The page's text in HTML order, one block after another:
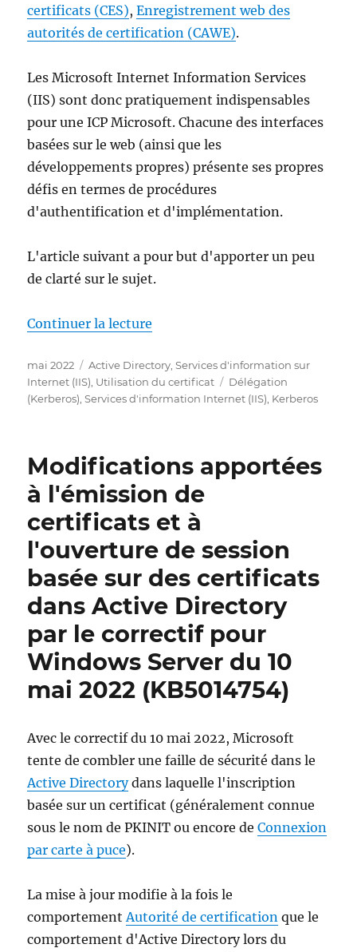
certificats (CES),Enregistrement web des
autorités de certification (CAWE).
Les Microsoft Internet Information Services
(IIS) sont donc pratiquement indispensables
pour une ICP Microsoft. Chacune des interfaces
basées sur le web (ainsi que les
développements propres) présente ses propres
défis en termes de procédures
d'authentification et d'implémentation.
L'article suivant a pour but d'apporter un peu
de clarté sur le sujet.
Continuer la lecture
Publié
le
mai 2022 Catégories
Active Directory ,Services d'information sur
Internet (IIS) Utilisation du certificat Étiquettes
Délégation
(Kerberos) ,Services d'information Internet (IIS) Kerberos
Modifications apportées
à l'émission de
certificats et à
l'ouverture de session
basée sur des certificats
dans Active Directory
par le correctif pour
Windows Server du 10
mai 2022 (KB5014754)
Avec le correctif du 10 mai 2022, Microsoft
tente de combler une faille de sécurité dans le
Active Directorydans laquelle l'inscription
basée sur un certificat (généralement connue
sous le nom de PKINIT ou encore deConnexion
par carte à puce).
La mise à jour modifie à la fois le
comportement Autorité de certification que le
comportement d'Active Directory lors du